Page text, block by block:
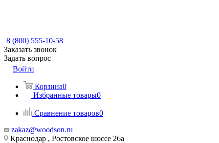
8 (800) 555-10-58
Заказать звонок
Задать вопрос
Войти
Корзина0
Избранные товары0
Сравнение товаров0
zakaz@woodson.ru
Краснодар , Ростовское шоссе 26а